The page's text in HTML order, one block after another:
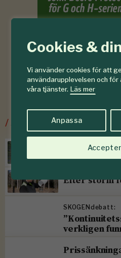
Cookies &
Vi använder cookies för att
användarupplevelsen och
våra tjänster. Läs mer
Anpassa
/Senaste ur
Torr höst
Efter storm
SKOGENdebatt:
verkligen